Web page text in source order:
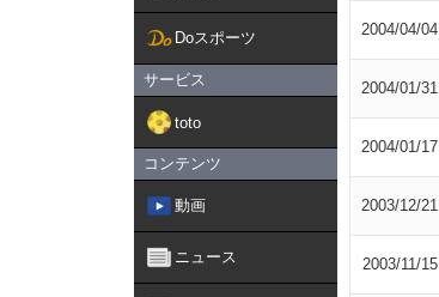
Doスポーツ
サービス
toto
コンテンツ
動画
ニュース
2004/04/04
2004/01/31
2004/01/17
2003/12/21
2003/11/15